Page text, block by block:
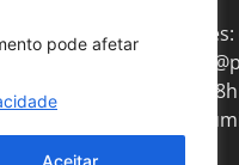
pode afetar
Aceitar
Sex das
Fonte